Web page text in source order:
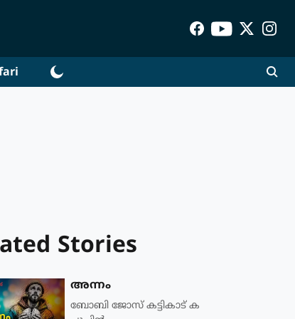
Stories
അന്നം
ബോബി ജോസ് കട്ടികാട് ക